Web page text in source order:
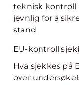
teknisk kontroll
jevnlig for å
stand
EU-kontroll
Hva sjekkes på
over